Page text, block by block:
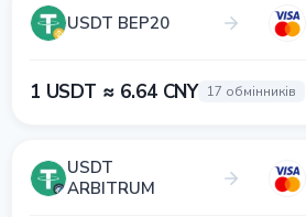
USDT BEP20
1 USDT ≈ 6.64 CNY 17 обмінників
USDT
ARBITRUM